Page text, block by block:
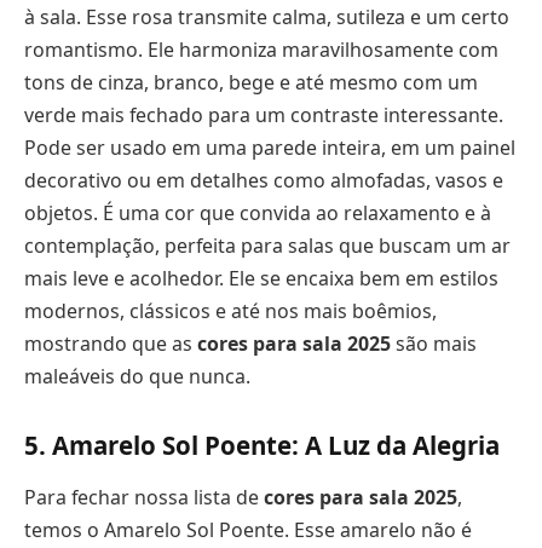
à sala. Esse rosa transmite calma, sutileza e um certo
romantismo. Ele harmoniza maravilhosamente com
tons de cinza, branco, bege e até mesmo com um
verde mais fechado para um contraste interessante.
Pode ser usado em uma parede inteira, em um painel
decorativo ou em detalhes como almofadas, vasos e
objetos. É uma cor que convida ao relaxamento e à
contemplação, perfeita para salas que buscam um ar
mais leve e acolhedor. Ele se encaixa bem em estilos
modernos, clássicos e até nos mais boêmios,
mostrando que as cores para sala 2025são mais
maleáveis do que nunca.
5. Amarelo Sol Poente: A Luz da Alegria
Para fechar nossa lista decores para sala 2025,
temos o Amarelo Sol Poente. Esse amarelo não é